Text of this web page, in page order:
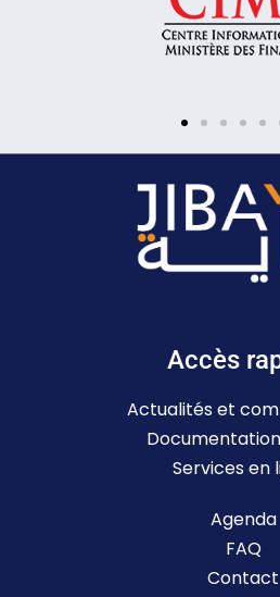
Accès
Actualités et
Services en
Agenda
FAQ
Contact